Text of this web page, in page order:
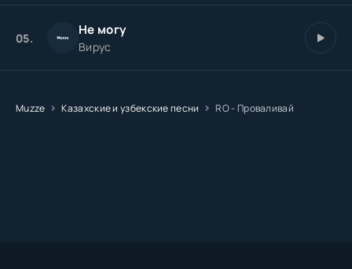
05. Не могу
Вирус
Muzze Казахские и узбекские песни RO - Проваливай